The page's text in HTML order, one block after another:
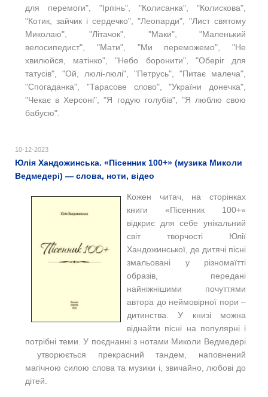
для перемоги", "Ірпінь", "Колисанка", "Колискова",
"Котик, зайчик і сердечко", "Леопарди", "Лист святому
Миколаю", "Літачок", "Маки", "Маленький
велосипедист", "Мати", "Ми переможемо", "Не
хвилюйся, матінко", "Небо боронити", "Оберіг для
татусів", "Ой, люлі-люлі", "Петрусь", "Питає малеча",
"Спогаданка", "Тарасове слово", "України донечка",
"Чекає в Херсоні", "Я годую голубів", "Я люблю свою
бабусю".
10-12-2023
Юлія Хандожинська. «Пiсенник 100+» (музика Миколи
Ведмедері) — слова, ноти, відео
Кожен читач, на сторінках
книги «Пісенник 100+»
відкриє для себе унікальний
світ творчості Юлії
Хандожинської, де дитячі пісні
змальовані у різномаїтті
образів, передані
найніжнішими почуттями
автора до неймовірної пори –
дитинства. У книзі можна
віднайти пісні на популярні і
потрібні теми. У поєднанні з нотами Миколи Ведмедері
утворюється прекрасний тандем, наповнений
магічною силою слова та музики і, звичайно, любові до
дітей.